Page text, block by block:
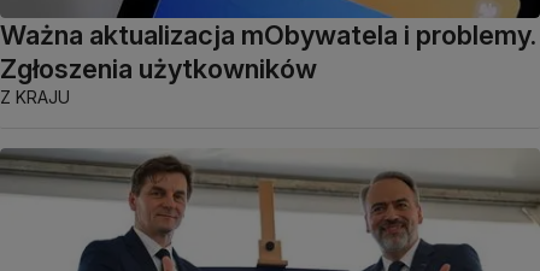
Ważna aktualizacja mObywatela i problemy.
Zgłoszenia użytkowników
Z KRAJU